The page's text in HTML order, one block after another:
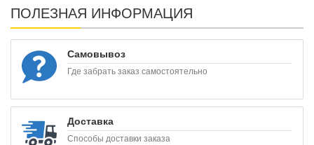
ПОЛЕЗНАЯ ИНФОРМАЦИЯ
Самовывоз
Где забрать заказ самостоятельно
Доставка
Способы доставки заказа